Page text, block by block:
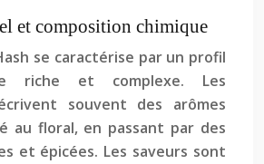
et composition chimique
se caractérise par un profil
riche et complexe. Les
souvent des arômes
au floral, en passant par des
et épicées. Les saveurs sont